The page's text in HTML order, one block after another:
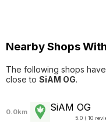
Nearby Shops
The following shops
close to SiAM OG.
0.0km SiAM OG
5.0 ( 10